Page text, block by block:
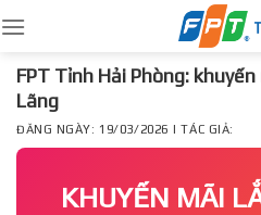
to
content
FPT Tỉnh Hải Phòng:
Lãng
ĐĂNG NGÀY: 19/03/2026 | TÁC GIẢ:
KHUYẾN MÃI